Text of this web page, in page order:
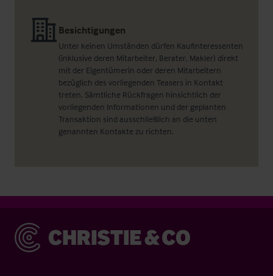
Besichtigungen
Unter keinen Umständen dürfen Kaufinteressenten
(inklusive deren Mitarbeiter, Berater, Makler) direkt
mit der Eigentümerin oder deren Mitarbeitern
bezüglich des vorliegenden Teasers in Kontakt
treten. Sämtliche Rückfragen hinsichtlich der
vorliegenden Informationen und der geplanten
Transaktion sind ausschließlich an die unten
genannten Kontakte zu richten.
Christie & Co